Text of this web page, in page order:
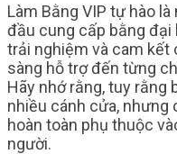
Làm Bằng VIP tự hào
đầu cung cấp bằng đại
trải nghiệm và cam kết
sàng hỗ trợ đến từng
Hãy nhớ rằng, tuy rằng
nhiều cánh cửa, nhưng
hoàn toàn phụ thuộc
người.